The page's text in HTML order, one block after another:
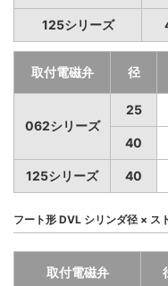
125シリーズ
取付電磁弁 径
062シリーズ
25
40
125シリーズ 40
フート形 DVL シリンダ径 × ス
取付電磁弁